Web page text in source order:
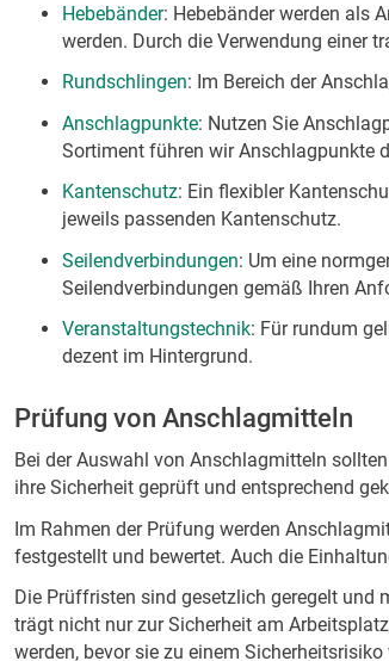
Hebebänder: Hebebänder werden als
werden. Durch die Verwendung einer
Rundschlingen: Im Bereich der
Anschlagpunkte: Nutzen Sie
Sortiment führen wir Anschlagpunkte
Kantenschutz: Ein flexibler
jeweils passenden Kantenschutz.
Seilendverbindungen: Um eine
Seilendverbindungen gemäß Ihren
Veranstaltungstechnik: Für rundum
dezent im Hintergrund.
Prüfung von Anschlagmitteln
Bei der Auswahl von Anschlagmitteln
ihre Sicherheit geprüft und entsprechend
Im Rahmen der Prüfung werden
festgestellt und bewertet. Auch die
Die Prüffristen sind gesetzlich geregelt und
trägt nicht nur zur Sicherheit am
werden, bevor sie zu einem Sicherheitsrisiko